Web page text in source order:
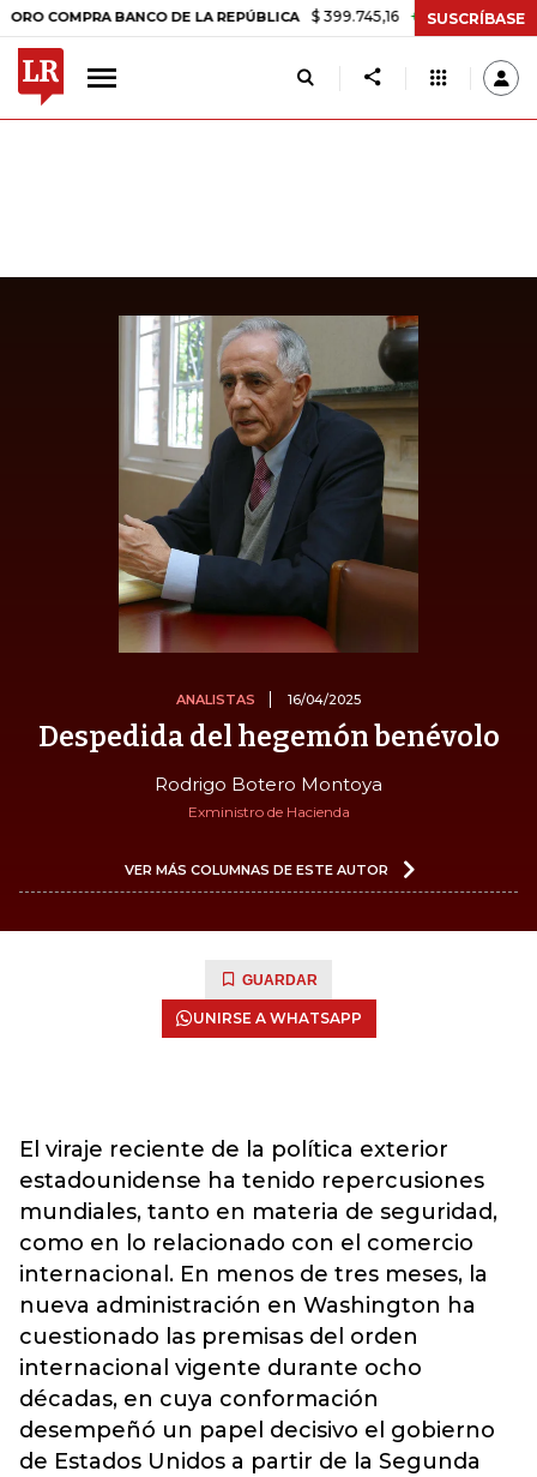
BANCO DE LA REPÚBLICA $ 399.745,16 +$ 2.295,71 +0,58%
SUSCRÍBASE
ANALISTAS 16/04/2025
Despedida del hegemón benévolo
Rodrigo Botero Montoya
Exministro de Hacienda
VER MÁS COLUMNAS DE ESTE AUTOR
GUARDAR
UNIRSE A WHATSAPP
El viraje reciente de la política exterior
estadounidense ha tenido repercusiones
mundiales, tanto en materia de seguridad,
como en lo relacionado con el comercio
internacional. En menos de tres meses, la
nueva administración en Washington ha
cuestionado las premisas del orden
internacional vigente durante ocho
décadas, en cuya conformación
desempeñó un papel decisivo el gobierno
de Estados Unidos a partir de la Segunda